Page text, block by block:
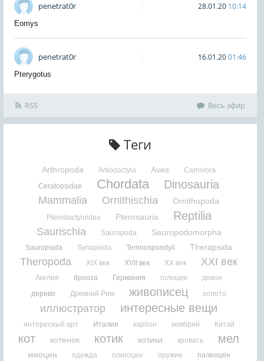
penetrat0r 28.01.20 10:14
Eomys
penetrat0r 16.01.2001:46
Pterygotus
RSS Весь эфир
Теги
Arthropoda Artiodactyla Aves
Carnivora
Ceratopsidae
Chordata Dinosauria
Mammalia Ornithischia Ornithopoda
Pterodactyloidea Pterosauria Reptilia
Saurischia Sauropoda Sauropodomorpha
Sauropsida Synapsida Temnospondyli Therapsida
Theropoda XIX век XVII век XX век XXI век
Англия бронза Германия голоцен
девон
дерево
Древний Рим живописец золото
иллюстратор интересные вещи
интересный арт Италия карбон кембрий Китай
кот котенок котик котики кровать мел
миоцен одежда олигоцен оружие палеоцен